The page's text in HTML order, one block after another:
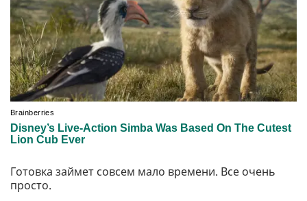
Готовка займет совсем мало времени. Все очень
просто.